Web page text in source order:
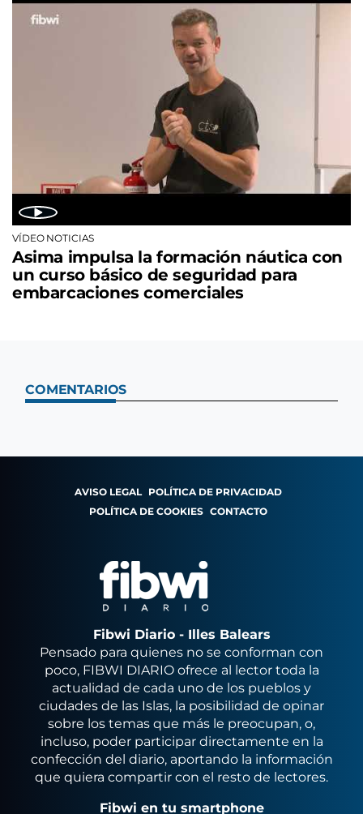
VÍDEO NOTICIAS
Asima impulsa la formación náutica con
un curso básico de seguridad para
embarcaciones comerciales
COMENTARIOS
AVISO LEGAL POLÍTICA DE PRIVACIDAD
POLÍTICA DE COOKIES CONTACTO
Fibwi Diario - Illes Balears
Pensado para quienes no se conforman con
poco, FIBWI DIARIO ofrece al lector toda la
actualidad de cada uno de los pueblos y
ciudades de las Islas, la posibilidad de opinar
sobre los temas que más le preocupan, o,
incluso, poder participar directamente en la
confección del diario, aportando la información
que quiera compartir con el resto de lectores.
Fibwi en tu smartphone